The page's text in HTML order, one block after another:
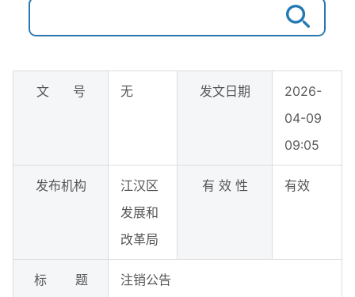
文 号 无 发文日期
2026-
04-09
09:05
发布机构
江汉区
发展和
改革局
有 效 性 有效
标 题 注销公告